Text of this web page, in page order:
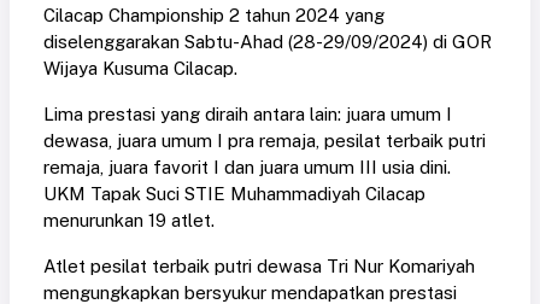
Cilacap Championship 2 tahun 2024 yang
diselenggarakan Sabtu-Ahad (28-29/09/2024) di GOR
Wijaya Kusuma Cilacap.
Lima prestasi yang diraih antara lain: juara umum I
dewasa, juara umum I pra remaja, pesilat terbaik putri
remaja, juara favorit I dan juara umum III usia dini.
UKM Tapak Suci STIE Muhammadiyah Cilacap
menurunkan 19 atlet.
Atlet pesilat terbaik putri dewasa Tri Nur Komariyah
mengungkapkan bersyukur mendapatkan prestasi